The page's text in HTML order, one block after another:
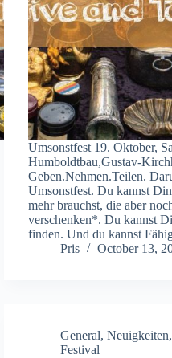
Umsonstfest 19. Oktober,
Humboldtbau,Gustav-
Geben.Nehmen.Teilen.
Umsonstfest. Du kannst
mehr brauchst, die aber
verschenken*. Du kannst
finden. Und du kannst
Pris
October 13,
General,Neuigkeiten
Festival